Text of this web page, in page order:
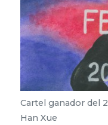
Cartel ganador del
Han Xue